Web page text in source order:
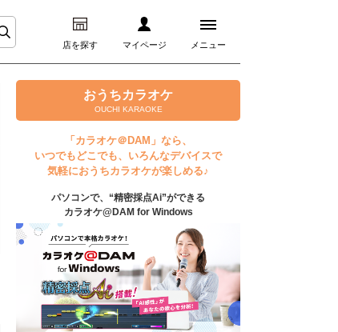
店を探す マイページ メニュー
ログイン
マイページ
プレミアムサービス
DAM★とも動画
DAM★とも録音
カラオケ＠DAM
ユーザー検索
おうちカラオケ
OUCHI KARAOKE
「カラオケ＠DAM」なら、
いつでもどこでも、いろんなデバイスで
気軽におうちカラオケが楽しめる♪
パソコンで、“精密採点Ai”ができる
カラオケ@DAM for Windows